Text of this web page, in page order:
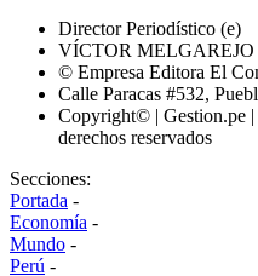
Director Periodístico (e)
VÍCTOR MELGAREJO
© Empresa Editora El
Calle Paracas #532,
Copyright© | Gestion.pe
derechos reservados
Secciones:
Portada -
Economía -
Mundo -
Perú -